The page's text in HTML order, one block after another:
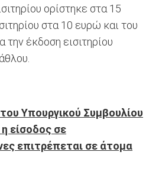
ορίστηκε στα 15
στα 10 ευρώ και του
την έκδοση εισιτηρίου
Υπουργικού Συμβουλίου
είσοδος σε
επιτρέπεται σε άτομα